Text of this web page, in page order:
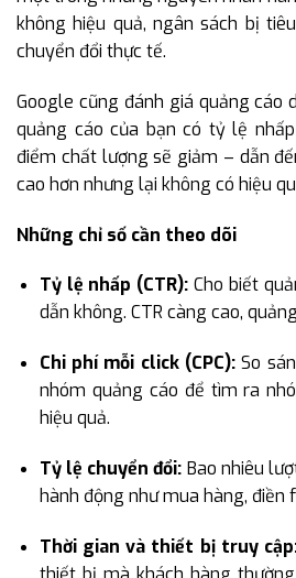
không hiệu quả, ngân sách bị
chuyển đổi thực tế.
Google cũng đánh giá quảng cáo
quảng cáo của bạn có tỷ lệ
điểm chất lượng sẽ giảm – dẫn
cao hơn nhưng lại không có hiệu
Những chỉ số cần theo dõi
Tỷ lệ nhấp (CTR): Cho biết
dẫn không. CTR càng cao,
Chi phí mỗi click (CPC):So
nhóm quảng cáo để tìm ra
hiệu quả.
Tỷ lệ chuyển đổi: Bao nhiêu
hành động như mua hàng, điền
Thời gian và thiết bị truy